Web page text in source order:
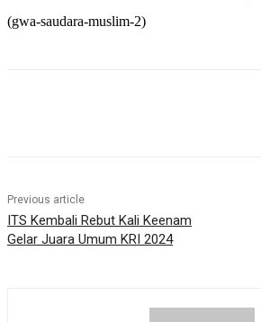
(gwa-saudara-muslim-2)
Previous article
ITS Kembali Rebut Kali Keenam
Gelar Juara Umum KRI 2024